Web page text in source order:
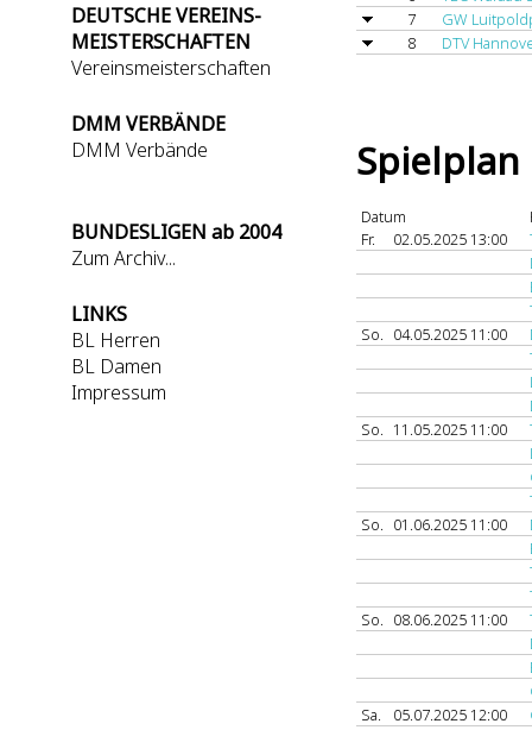
DEUTSCHE VEREINS-
MEISTERSCHAFTEN
Vereinsmeisterschaften
DMM VERBÄNDE
DMM Verbände
BUNDESLIGEN ab 2004
Zum Archiv...
LINKS
BL Herren
BL Damen
Impressum
7
GW
8
DTV
Spielplan
Datum
Fr.
02.05.2025 13:00
So. 04.05.2025 11:00
So. 11.05.2025 11:00
So. 01.06.2025 11:00
So. 08.06.2025 11:00
Sa.
05.07.2025 12:00